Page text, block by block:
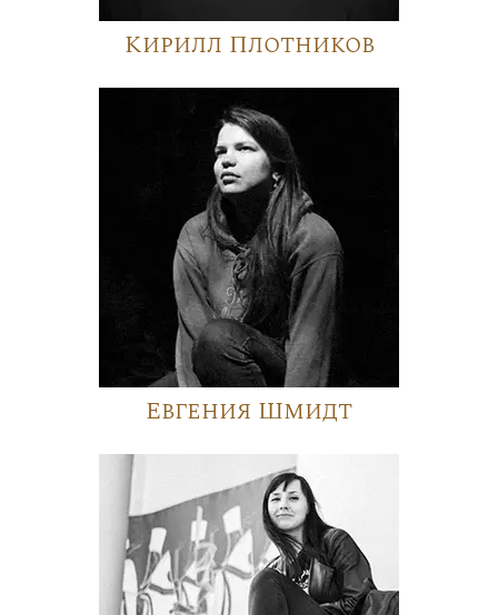
Кирилл Плотников
Евгения Шмидт